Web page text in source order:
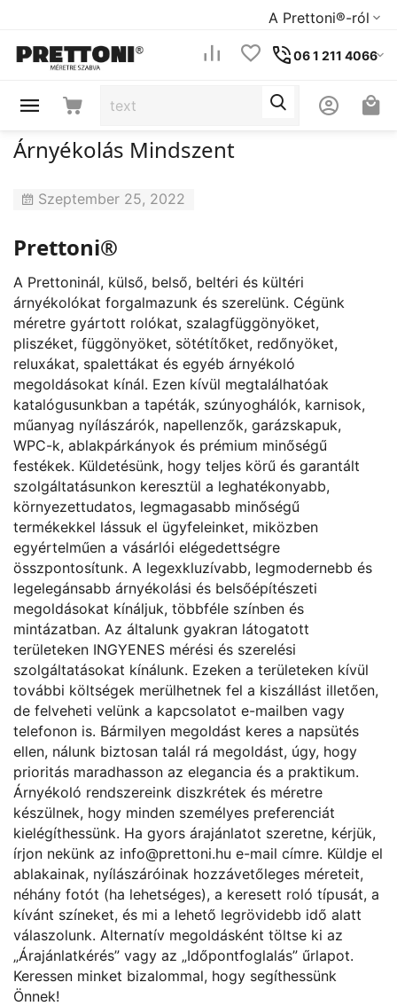
A Prettoni®-ról
06 1 211 4066
Árnyékolás Mindszent
Szeptember 25, 2022
Prettoni®
A Prettoninál, külső, belső, beltéri és kültéri
árnyékolókat forgalmazunk és szerelünk. Cégünk
méretre gyártott rolókat, szalagfüggönyöket,
pliszéket, függönyöket, sötétítőket, redőnyöket,
reluxákat, spalettákat és egyéb árnyékoló
megoldásokat kínál. Ezen kívül megtalálhatóak
katalógusunkban a tapéták, szúnyoghálók, karnisok,
műanyag nyílászárók, napellenzők, garázskapuk,
WPC-k, ablakpárkányok és prémium minőségű
festékek. Küldetésünk, hogy teljes körű és garantált
szolgáltatásunkon keresztül a leghatékonyabb,
környezettudatos, legmagasabb minőségű
termékekkel lássuk el ügyfeleinket, miközben
egyértelműen a vásárlói elégedettségre
összpontosítunk. A legexkluzívabb, legmodernebb és
legelegánsabb árnyékolási és belsőépítészeti
megoldásokat kínáljuk, többféle színben és
mintázatban. Az általunk gyakran látogatott
területeken INGYENES mérési és szerelési
szolgáltatásokat kínálunk. Ezeken a területeken kívül
további költségek merülhetnek fel a kiszállást illetően,
de felveheti velünk a kapcsolatot e-mailben vagy
telefonon is. Bármilyen megoldást keres a napsütés
ellen, nálunk biztosan talál rá megoldást, úgy, hogy
prioritás maradhasson az elegancia és a praktikum.
Árnyékoló rendszereink diszkrétek és méretre
készülnek, hogy minden személyes preferenciát
kielégíthessünk. Ha gyors árajánlatot szeretne, kérjük,
írjon nekünk az info@prettoni.hu e-mail címre. Küldje el
ablakainak, nyílászáróinak hozzávetőleges méreteit,
néhány fotót (ha lehetséges), a keresett roló típusát, a
kívánt színeket, és mi a lehető legrövidebb idő alatt
válaszolunk. Alternatív megoldásként töltse ki az
„Árajánlatkérés” vagy az „Időpontfoglalás” űrlapot.
Keressen minket bizalommal, hogy segíthessünk
Önnek!